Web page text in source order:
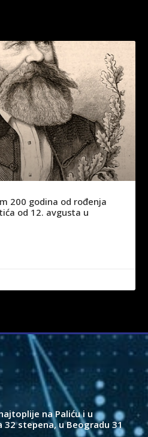
200 godina od rođenja
od 12. avgusta u
na Paliću i u
32 stepena, u Beogradu 31